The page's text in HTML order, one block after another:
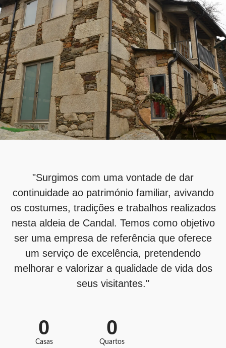
"Surgimos com uma vontade de dar
continuidade ao património familiar, avivando
os costumes, tradições e trabalhos realizados
nesta aldeia de Candal. Temos como objetivo
ser uma empresa de referência que oferece
um serviço de excelência, pretendendo
melhorar e valorizar a qualidade de vida dos
seus visitantes."
0
Casas
0
Quartos